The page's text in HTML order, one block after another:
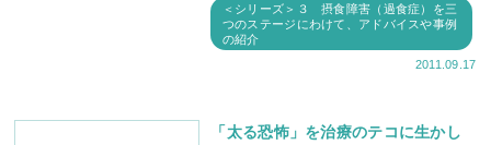
＜シリーズ＞３ 摂食障害（過食症）を三
つのステージにわけて、アドバイスや事例
の紹介
2011.09.17
「太る恐怖」を治療のテコに生かし